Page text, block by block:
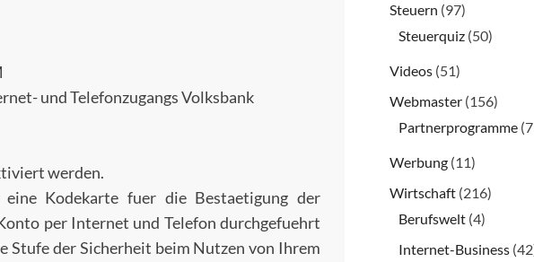
und Telefonzugangs Volksbank
werden.
Kodekarte fuer die Bestaetigung der
per Internet und Telefon durchgefuehrt
Stufe der Sicherheit beim Nutzen von Ihrem
Steuern (97)
Steuerquiz (50)
Videos (51)
Webmaster (156)
Partnerprogramme
Werbung (11)
Wirtschaft (216)
Berufswelt (4)
Internet-Business